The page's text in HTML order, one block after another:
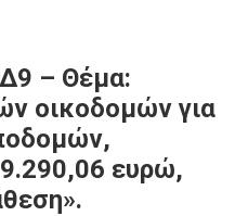
– Θέμα:
οικοδομών για
ευρώ,